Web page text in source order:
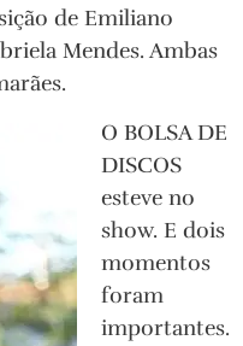
de Emiliano
Mendes. Ambas
O BOLSA DE
DISCOS
esteve no
show. E dois
momentos
foram
importantes.